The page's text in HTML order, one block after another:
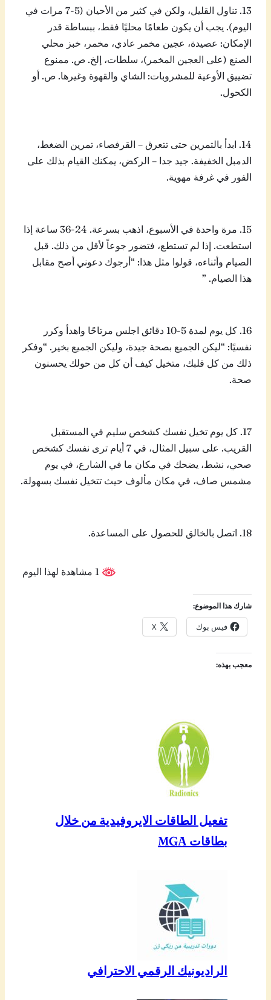
13. تناول القليل، ولكن في كثير من الأحيان (5-7 مرات في
اليوم). يجب أن يكون طعامًا محليًا فقط، ببساطة قدر
الإمكان: عصيدة، عجين مخمر عادي، مخمر، خبز محلي
الصنع (على العجين المخمر)، سلطات، إلخ. ص. ممنوع
تضييق الأوعية للمشروبات: الشاي والقهوة وغيرها. ص. أو
الكحول.
14. ابدأ بالتمرين حتى تتعرق – القرفصاء، تمرين الضغط،
الدمبل الخفيفة. جيد جدا – الركض، يمكنك القيام بذلك على
الفور في غرفة مهوية.
15. مرة واحدة في الأسبوع، اذهب بسرعة. 24-36 ساعة إذا
استطعت. إذا لم تستطع، فتضور جوعاً لأقل من ذلك. قبل
الصيام وأثناءه، قولوا مثل هذا: “أرجوك دعوني أصح مقابل
هذا الصيام. ”
16. كل يوم لمدة 5-10 دقائق اجلس مرتاحًا واهدأ وكرر
نفسيًا: “ليكن الجميع بصحة جيدة، وليكن الجميع بخير. “وفكر
ذلك من كل قلبك، متخيل كيف أن كل من حولك يحسنون
صحة.
17. كل يوم تخيل نفسك كشخص سليم في المستقبل
القريب. على سبيل المثال، في 7 أيام ترى نفسك كشخص
صحي، نشط، يضحك في مكان ما في الشارع، في يوم
مشمس صاف، في مكان مألوف حيث تتخيل نفسك بسهولة.
18. اتصل بالخالق للحصول على المساعدة.
شارك هذا الموضوع:
فيس بوك X
معجب بهذه:
تفعيل الطاقات الايروفيدية من خلال
بطاقات MGA
الراديونيك الرقمي الاحترافي